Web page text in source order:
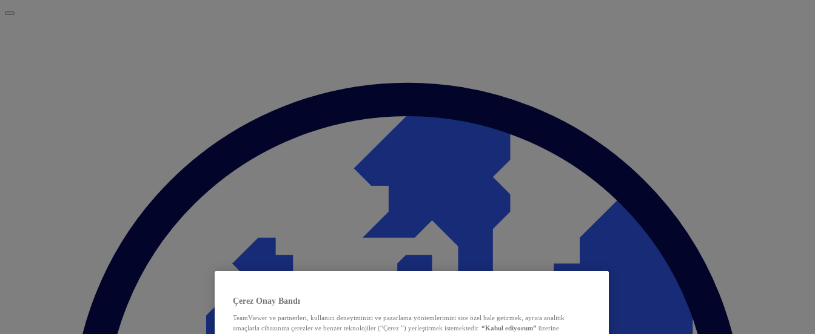
Çerez Onay Bandı
TeamViewer ve partnerleri, kullanıcı deneyiminizi ve pazarlama yöntemlerimizi size özel hale getirmek, ayrıca analitik
amaçlarla cihazınıza çerezler ve benzer teknolojiler (“Çerez ”) yerleştirmek istemektedir. “Kabul ediyorum” üzerine